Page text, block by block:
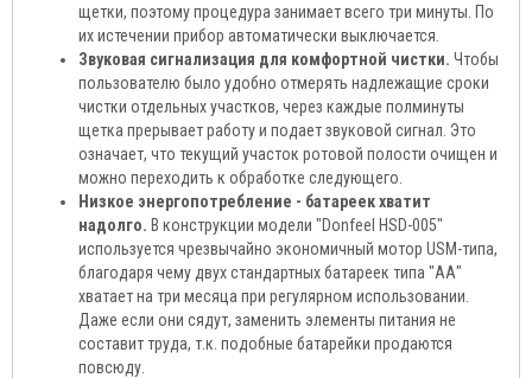
щетки, поэтому процедура занимает всего три минуты. По
их истечении прибор автоматически выключается.
Звуковая сигнализация для комфортной чистки. Чтобы
пользователю было удобно отмерять надлежащие сроки
чистки отдельных участков, через каждые полминуты
щетка прерывает работу и подает звуковой сигнал. Это
означает, что текущий участок ротовой полости очищен и
можно переходить к обработке следующего.
Низкое энергопотребление - батареек хватит
надолго. В конструкции модели "Donfeel HSD-005"
используется чрезвычайно экономичный мотор USM-типа,
благодаря чему двух стандартных батареек типа "АА"
хватает на три месяца при регулярном использовании.
Даже если они сядут, заменить элементы питания не
составит труда, т.к. подобные батарейки продаются
повсюду.